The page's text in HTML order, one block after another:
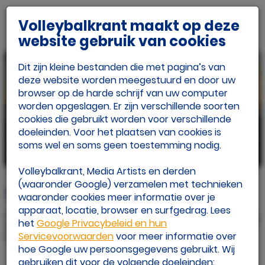
7 winnaars op NK Junior Beach Circuit
Gepubliceerd op
di 29 aug. 2017
Door: door Henrieke Hahn
Volleybalkrant maakt op deze
website gebruik van cookies
Dit zijn kleine bestanden die met pagina’s van
deze website worden meegestuurd en door uw
browser op de harde schrijf van uw computer
worden opgeslagen. Er zijn verschillende soorten
cookies die gebruikt worden voor verschillende
doeleinden. Voor het plaatsen van cookies is
soms wel en soms geen toestemming nodig.
Volleybalkrant, Media Artists en derden
(waaronder Google) verzamelen met technieken
waaronder cookies meer informatie over je
apparaat, locatie, browser en surfgedrag. Lees
het Google Privacybeleid en hun
Servicevoorwaardenvoor meer informatie over
hoe Google uw persoonsgegevens gebruikt. Wij